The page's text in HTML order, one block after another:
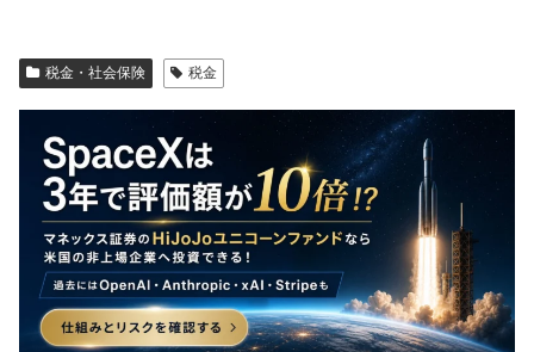
税金・社会保険 税金